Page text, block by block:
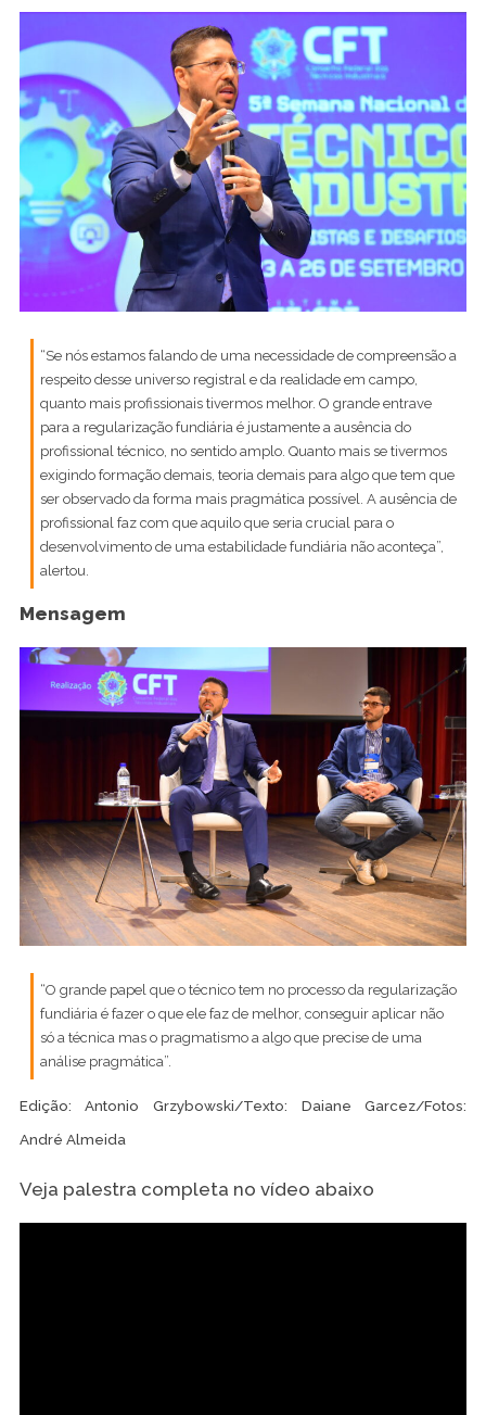
“Se nós estamos falando de uma necessidade de compreensão a
respeito desse universo registral e da realidade em campo,
quanto mais profissionais tivermos melhor. O grande entrave
para a regularização fundiária é justamente a ausência do
profissional técnico, no sentido amplo. Quanto mais se tivermos
exigindo formação demais, teoria demais para algo que tem que
ser observado da forma mais pragmática possível. A ausência de
profissional faz com que aquilo que seria crucial para o
desenvolvimento de uma estabilidade fundiária não aconteça”,
alertou.
Mensagem
“O grande papel que o técnico tem no processo da regularização
fundiária é fazer o que ele faz de melhor, conseguir aplicar não
só a técnica mas o pragmatismo a algo que precise de uma
análise pragmática”.
Edição: Antonio Grzybowski/Texto: Daiane Garcez/Fotos:
André Almeida
Veja palestra completa no vídeo abaixo